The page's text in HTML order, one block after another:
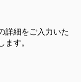
詳細をご入力いた
す。